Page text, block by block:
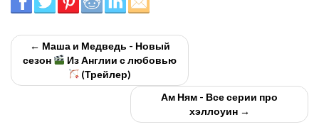
← Маша и Медведь - Новый
сезон
Из Англии с любовью
(Трейлер)
Ам Ням - Все серии про
хэллоуин →